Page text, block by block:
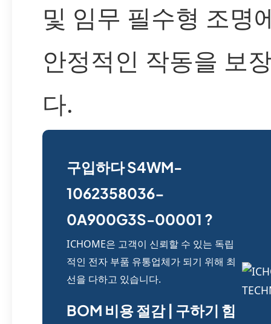
및 임무 필수형 조명
안정적인 작동을 보
다.
구입하다 S4WM-
1062358036-
0A900G3S-00001 ?
ICHOME은 고객이 신뢰할 수 있는 독립
적인 전자 부품 유통업체가 되기 위해 최
선을 다하고 있습니다.
BOM 비용 절감 | 구하기 힘